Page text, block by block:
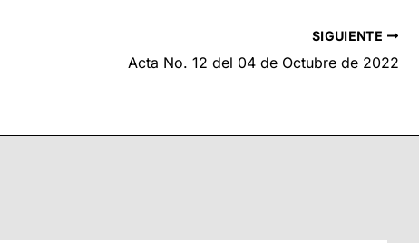
SIGUIENTE
Acta No. 12 del 04 de Octubre de 2022